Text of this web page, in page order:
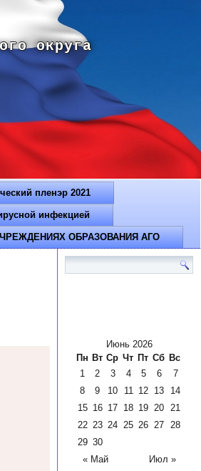
округа
пленэр 2021
инфекцией
ОБРАЗОВАНИЯ АГО
Июнь 2026
Пн Вт Ср Чт Пт Сб Вс
« Май Июл »
1 2 3 4 5 6
7
8
9 10 11 12 13
14
15 16 17 18 19 20 21
22 23 24 25 26 27 28
29 30